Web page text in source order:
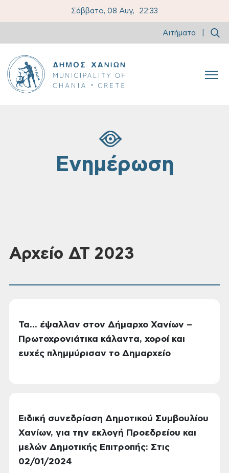
Σάββατο, 08 Αυγ, 22:33
Αιτήματα
Ενημέρωση
Αρχείο ΔΤ 2023
Τα… έψαλλαν στον Δήμαρχο Χανίων –
Πρωτοχρονιάτικα κάλαντα, χοροί και
ευχές πλημμύρισαν το Δημαρχείο
Ειδική συνεδρίαση Δημοτικού Συμβουλίου
Χανίων, για την εκλογή Προεδρείου και
μελών Δημοτικής Επιτροπής: Στις
02/01/2024